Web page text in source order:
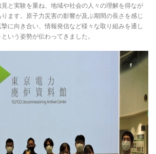
と実験を重ね、地域や社会の人々の理解を得なが
ます。原子力災害の影響が及ぶ期間の長さを感じ
に向き合い、情報発信など様々な取り組みを通し
いう姿勢が伝わってきました。